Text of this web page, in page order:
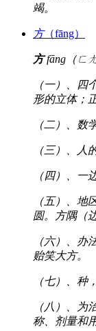
竭。
方（fāng）
方fāng（ㄈㄤ
（一）、四
形的立体；
（二）、数
（三）、人
（四）、一
（五）、地
圆。方隅（
（六）、办
贻笑大方。
（七）、种
（八）、为
称、剂量和